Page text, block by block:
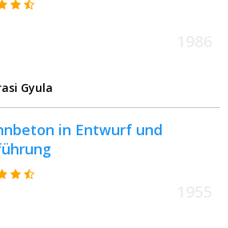
Gyula
in Entwurf und